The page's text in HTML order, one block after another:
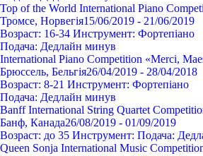
Top of the World International Piano
Тромсе, Норвегія15/06/2019 - 21/06/2019
Возраст: 16-34 Инструмент: Фортепіано
Подача: Дедлайн минув
International Piano Competition «Merci,
Брюссель, Бельгія26/04/2019 - 28/04/2018
Возраст: 8-21 Инструмент: Фортепіано
Подача: Дедлайн минув
Banff International String Quartet
Банф, Канада26/08/2019 - 01/09/2019
Возраст: до 35 Инструмент: Подача:
Queen Sonja International Music